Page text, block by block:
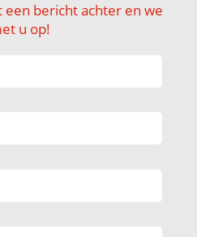
een bericht achter en we
u op!